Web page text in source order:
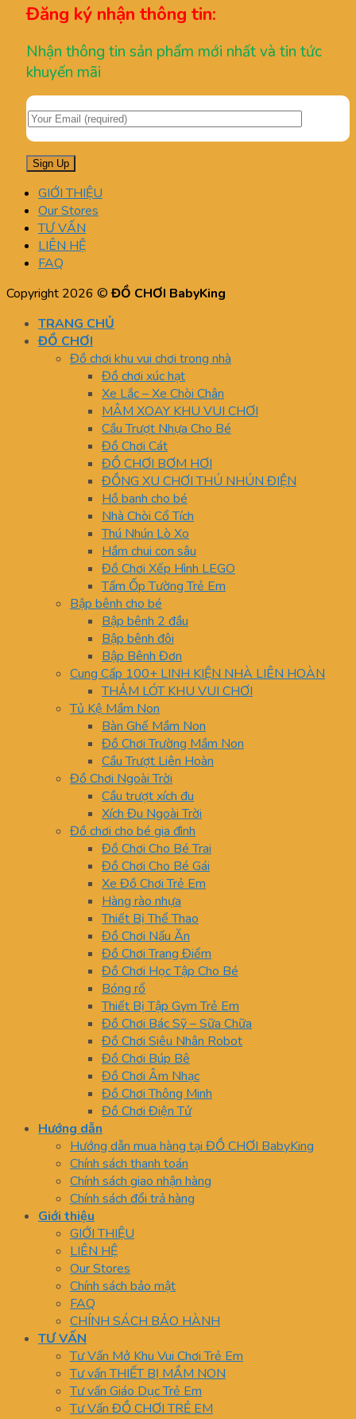
Đăng ký nhận thông tin:
Nhận thông tin sản phẩm mới nhất và tin tức
khuyến mãi
GIỚI THIỆU
Our Stores
TƯ VẤN
LIÊN HỆ
FAQ
Copyright 2026 ©ĐỒ CHƠI BabyKing
TRANG CHỦ
ĐỒ CHƠI
Đồ chơi khu vui chơi trong nhà
Đồ chơi xúc hạt
Xe Lắc – Xe Chòi Chân
MÂM XOAY KHU VUI CHƠI
Cầu Trượt Nhựa Cho Bé
Đồ Chơi Cát
ĐỒ CHƠI BƠM HƠI
ĐỒNG XU CHƠI THÚ NHÚN ĐIỆN
Hồ banh cho bé
Nhà Chòi Cổ Tích
Thú Nhún Lò Xo
Hầm chui con sâu
Đồ Chơi Xếp Hình LEGO
Tấm Ốp Tường Trẻ Em
Bập bênh cho bé
Bập bênh 2 đầu
Bập bênh đôi
Bập Bênh Đơn
Cung Cấp 100+ LINH KIỆN NHÀ LIÊN HOÀN
THẢM LÓT KHU VUI CHƠI
Tủ Kệ Mầm Non
Bàn Ghế Mầm Non
Đồ Chơi Trường Mầm Non
Cầu Trượt Liên Hoàn
Đồ Chơi Ngoài Trời
Cầu trượt xích đu
Xích Đu Ngoài Trời
Đồ chơi cho bé gia đình
Đồ Chơi Cho Bé Trai
Đồ Chơi Cho Bé Gái
Xe Đồ Chơi Trẻ Em
Hàng rào nhựa
Thiết Bị Thể Thao
Đồ Chơi Nấu Ăn
Đồ Chơi Trang Điểm
Đồ Chơi Học Tập Cho Bé
Bóng rổ
Thiết Bị Tập Gym Trẻ Em
Đồ Chơi Bác Sỹ – Sữa Chữa
Đồ Chơi Siêu Nhân Robot
Đồ Chơi Búp Bê
Đồ Chơi Âm Nhạc
Đồ Chơi Thông Minh
Đồ Chơi Điện Tử
Hướng dẫn
Hướng dẫn mua hàng tại ĐỒ CHƠI BabyKing
Chính sách thanh toán
Chính sách giao nhận hàng
Chính sách đổi trả hàng
Giới thiệu
GIỚI THIỆU
LIÊN HỆ
Our Stores
Chính sách bảo mật
FAQ
CHÍNH SÁCH BẢO HÀNH
TƯ VẤN
Tư Vấn Mở Khu Vui Chơi Trẻ Em
Tư vấn THIẾT BỊ MẦM NON
Tư vấn Giáo Dục Trẻ Em
Tư Vấn ĐỒ CHƠI TRẺ EM